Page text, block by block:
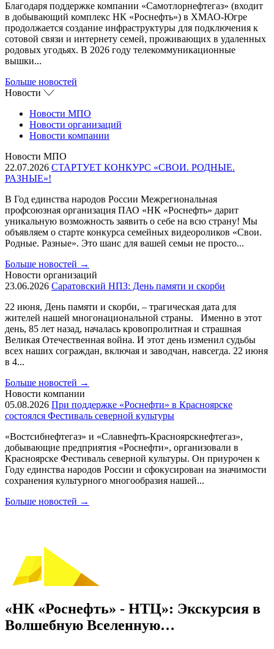
Благодаря поддержке компании «Самотлорнефтегаз» (входит
в добывающий комплекс НК «Роснефть») в ХМАО-Югре
продолжается создание инфраструктуры для подключения к
сотовой связи и интернету семей, проживающих в удаленных
родовых угодьях. В 2026 году телекоммуникационные
вышки...
Больше новостей
Новости
Новости МПО
Новости организаций
Новости компании
Новости МПО
22.07.2026 СТАРТУЕТ КОНКУРС «СВОИ. РОДНЫЕ.
РАЗНЫЕ»!
В Год единства народов России Межрегиональная
профсоюзная организация ПАО «НК «Роснефть» дарит
уникальную возможность заявить о себе на всю страну! Мы
объявляем о старте конкурса семейных видеороликов «Свои.
Родные. Разные». Это шанс для вашей семьи не просто...
Больше новостей →
Новости организаций
23.06.2026 Саратовский НПЗ: День памяти и скорби
22 июня, День памяти и скорби, – трагическая дата для
жителей нашей многонациональной страны. Именно в этот
день, 85 лет назад, началась кровопролитная и страшная
Великая Отечественная война. И этот день изменил судьбы
всех наших сограждан, включая и заводчан, навсегда. 22 июня
в 4...
Больше новостей →
Новости компании
05.08.2026 При поддержке «Роснефти» в Красноярске
состоялся Фестиваль северной культуры
«Востсибнефтегаз» и «Славнефть-Красноярскнефтегаз»,
добывающие предприятия «Роснефти», организовали в
Красноярске Фестиваль северной культуры. Он приурочен к
Году единства народов России и сфокусирован на значимости
сохранения культурного многообразия нашей...
Больше новостей →
«НК «Роснефть» - НТЦ»: Экскурсия в
Волшебную Вселенную…